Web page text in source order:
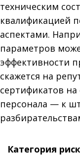
техническим
квалификацией
аспектами.
параметров
эффективности
скажется на
сертификатов
персонала — к
Категория